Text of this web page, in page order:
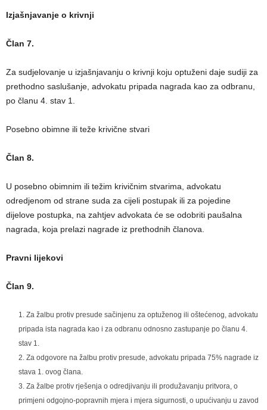
Izjašnjavanje o krivnji
Član 7.
Za sudjelovanje u izjašnjavanju o krivnji koju optuženi daje sudiji za
prethodno saslušanje, advokatu pripada nagrada kao za odbranu,
po članu 4. stav 1.
Posebno obimne ili teže krivične stvari
Član 8.
U posebno obimnim ili težim krivičnim stvarima, advokatu
odredjenom od strane suda za cijeli postupak ili za pojedine
dijelove postupka, na zahtjev advokata će se odobriti paušalna
nagrada, koja prelazi nagrade iz prethodnih članova.
Pravni lijekovi
Član 9.
Za žalbu protiv presude sačinjenu za optuženog ili oštećenog, advokatu
pripada ista nagrada kao i za odbranu odnosno zastupanje po članu 4.
stav 1.
Za odgovore na žalbu protiv presude, advokatu pripada 75% nagrade iz
stava 1. ovog člana.
Za žalbe protiv rješenja o odredjivanju ili produžavanju pritvora, o
primjeni odgojno-popravnih mjera i mjera sigurnosti, o upućivanju u zavod